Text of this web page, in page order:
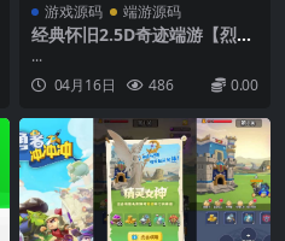
游戏源码 端游源码
经典怀旧2.5D奇迹端游【烈焰
诛仙奇迹附魔版】最新整理Wi
n系服务端+网页注册+GM工具
+PC客户端+详细搭建教程
...
04月16日
486 0.00